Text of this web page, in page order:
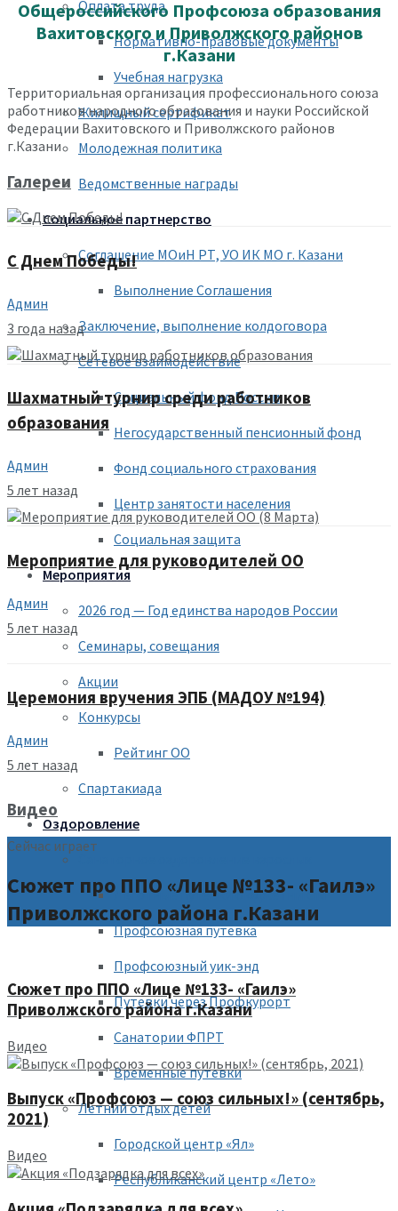
Оплата труда
Нормативно-правовые документы
Учебная нагрузка
Жилищный сертификат
Молодежная политика
Ведомственные награды
Социальное партнерство
Соглашение МОиН РТ, УО ИК МО г. Казани
Выполнение Соглашения
Заключение, выполнение колдоговора
Сетевое взаимодействие
Социальный фонд России
Негосударственный пенсионный фонд
Фонд социального страхования
Центр занятости населения
Социальная защита
Мероприятия
2026 год — Год единства народов России
Семинары, совещания
Акции
Конкурсы
Рейтинг ОО
Спартакиада
Оздоровление
Льготные путевки бюджетникам
Профсоюзная путевка
Профсоюзный уик-энд
Путевки через Профкурорт
Санатории ФПРТ
Временные путевки
Летний отдых детей
Городской центр «Ял»
Республиканский центр «Лето»
Общероссийского Профсоюза образования
Вахитовского и Приволжского районов
г.Казани
Территориальная организация профессионального союза
работников народного образования и науки Российской
Федерации Вахитовского и Приволжского районов
г.Казани
Галереи
С Днем Победы!
Админ
3 года назад
Шахматный турнир среди работников
образования
Админ
5 лет назад
Мероприятие для руководителей ОО
Админ
5 лет назад
Церемония вручения ЭПБ (МАДОУ №194)
Админ
5 лет назад
Видео
Сейчас играет
Сюжет про ППО «Лице №133- «Гаилэ»
Приволжского района г.Казани
Сюжет про ППО «Лице №133- «Гаилэ»
Приволжского района г.Казани
Видео
Выпуск «Профсоюз — союз сильных!» (сентябрь,
2021)
Видео